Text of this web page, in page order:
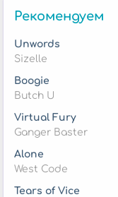
Рекомендуем
Unwords
Sizelle
Boogie
Butch U
Virtual Fury
Ganger Baster
Alone
West Code
Tears of Vice